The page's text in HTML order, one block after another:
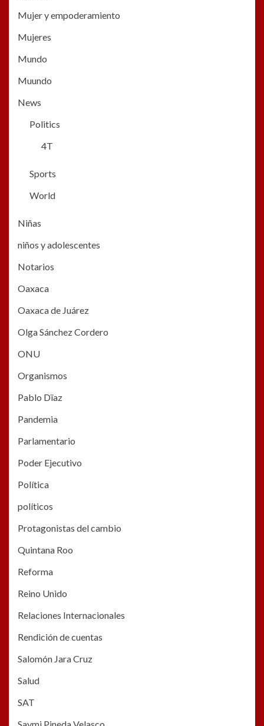
Mujer y empoderamiento
Mujeres
Mundo
Muundo
News
Politics
4T
Sports
World
Niñas
niños y adolescentes
Notarios
Oaxaca
Oaxaca de Juárez
Olga Sánchez Cordero
ONU
Organismos
Pablo Dïaz
Pandemia
Parlamentario
Poder Ejecutivo
Política
políticos
Protagonistas del cambio
Quintana Roo
Reforma
Reino Unido
Relaciones Internacionales
Rendición de cuentas
Salomón Jara Cruz
Salud
SAT